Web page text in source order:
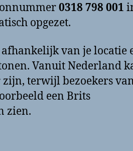
0318 798 001
opgezet.
van je locatie
Vanuit Nederland
terwijl bezoekers
een Brits
zien.